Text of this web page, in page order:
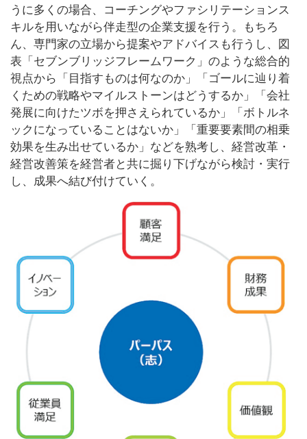
うに多くの場合、コーチングやファシリテーションス
キルを用いながら伴走型の企業支援を行う。もちろ
ん、専門家の立場から提案やアドバイスも行うし、図
表「セブンブリッジフレームワーク」のような総合的
視点から「目指すものは何なのか」「ゴールに辿り着
くための戦略やマイルストーンはどうするか」「会社
発展に向けたツボを押さえられているか」「ボトルネ
ックになっていることはないか」「重要要素間の相乗
効果を生み出せているか」などを熟考し、経営改革・
経営改善策を経営者と共に掘り下げながら検討・実行
し、成果へ結び付けていく。